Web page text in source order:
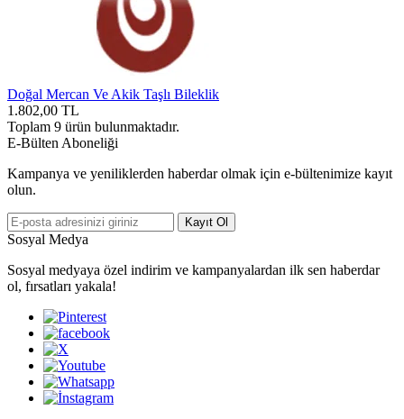
Doğal Mercan Ve Akik Taşlı Bileklik
1.802,00 TL
Toplam 9 ürün bulunmaktadır.
E-Bülten Aboneliği
Kampanya ve yeniliklerden haberdar olmak için e-bültenimize kayıt
olun.
Kayıt Ol
Sosyal Medya
Sosyal medyaya özel indirim ve kampanyalardan ilk sen haberdar
ol, fırsatları yakala!